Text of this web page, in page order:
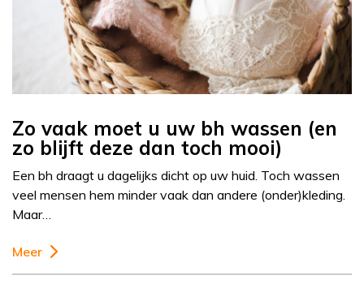
Zo vaak moet u uw bh wassen (en
zo blijft deze dan toch mooi)
Een bh draagt u dagelijks dicht op uw huid. Toch wassen
veel mensen hem minder vaak dan andere (onder)kleding.
Maar…
Meer